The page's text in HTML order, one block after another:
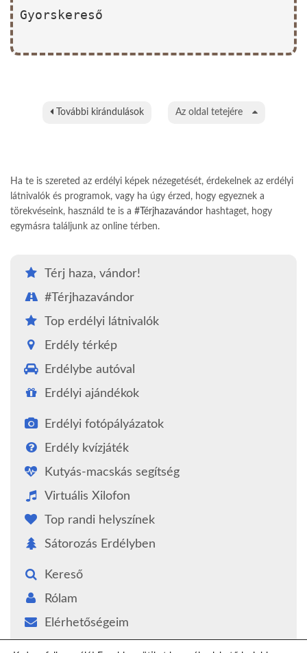
Gyorskereső
További kirándulások Az oldal tetejére
Ha te is szereted az erdélyi képek nézegetését, érdekelnek az erdélyi
látnivalók és programok, vagy ha úgy érzed, hogy egyeznek a
törekvéseink, használd te is a #Térjhazavándor hashtaget, hogy
egymásra találjunk az online térben.
Térj haza, vándor!
#Térjhazavándor
Top erdélyi látnivalók
Erdély térkép
Erdélybe autóval
Erdélyi ajándékok
Erdélyi fotópályázatok
Erdély kvízjáték
Kutyás-macskás segítség
Virtuális Xilofon
Top randi helyszínek
Sátorozás Erdélyben
Kereső
Rólam
Elérhetőségeim